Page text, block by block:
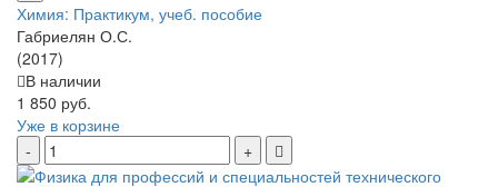
Химия: Практикум, учеб. пособие
Габриелян О.С.
(2017)
В наличии
1 850 руб.
Уже в корзине